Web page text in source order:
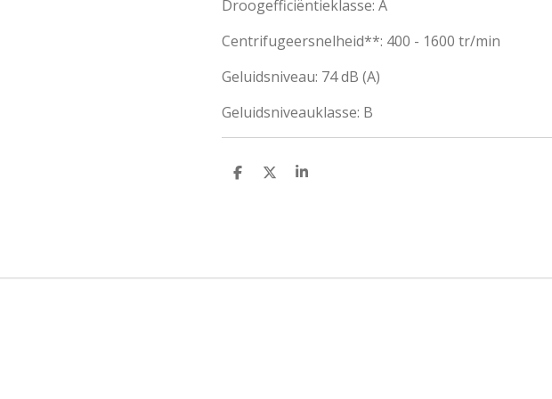
Droogefficiëntieklasse: A
Centrifugeersnelheid**: 400 - 1600 tr/min
Geluidsniveau: 74 dB (A)
Geluidsniveauklasse: B
D
D
S